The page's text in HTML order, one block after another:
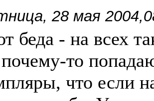
28 мая
беда - на всех
то
что если